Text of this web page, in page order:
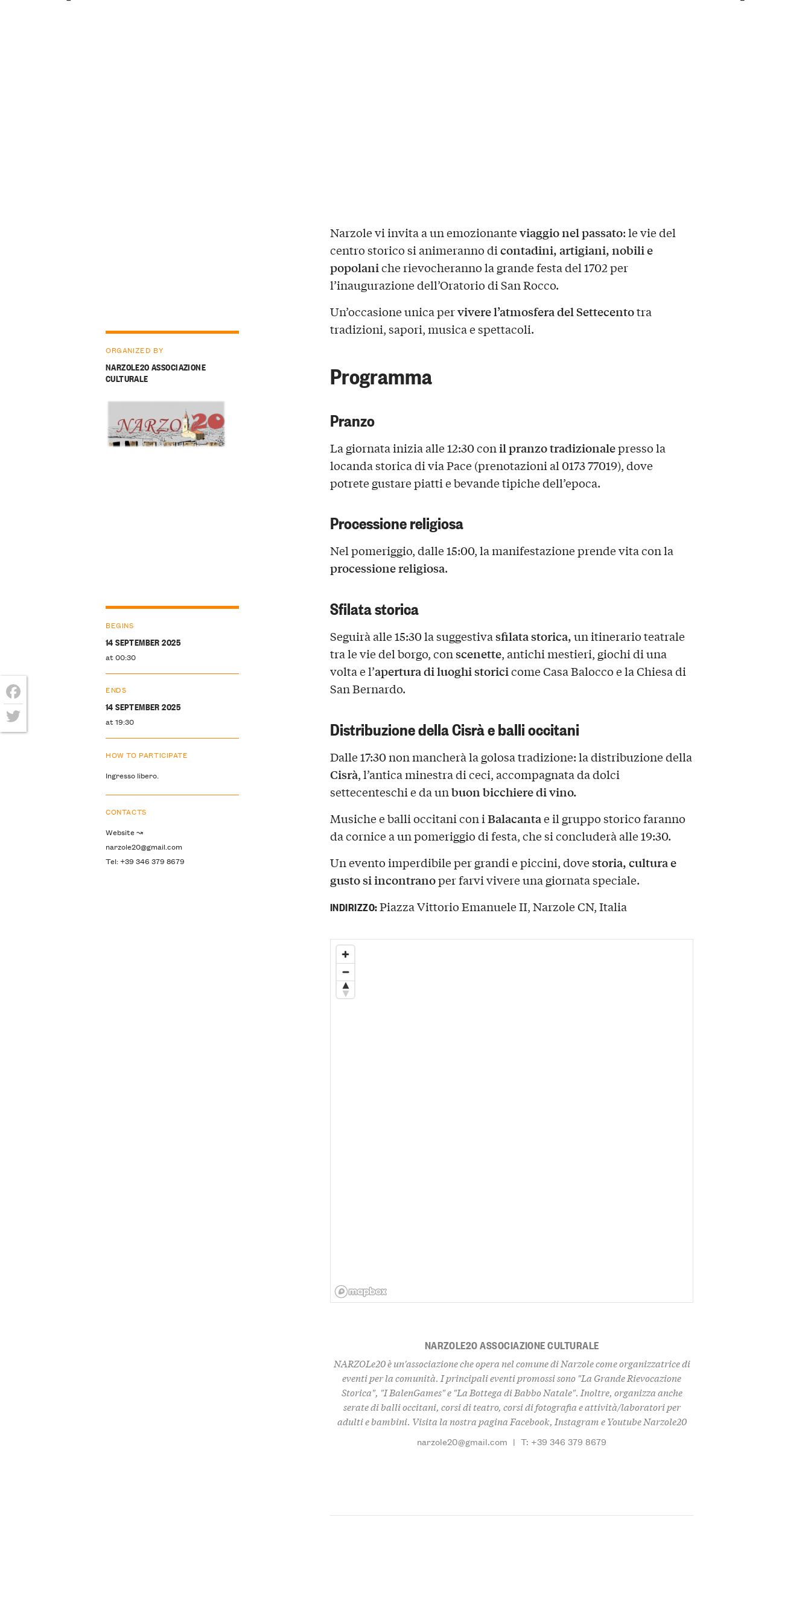
Narzole vi invita a un emozionanteviaggio nel passato: le vie del
centro storico si animeranno dicontadini, artigiani, nobili e
popolaniche rievocheranno la grande festa del 1702 per
l’inaugurazione dell’Oratorio di San Rocco.
Un’occasione unica pervivere l’atmosfera del Settecentotra
tradizioni, sapori, musica e spettacoli.
Programma
Pranzo
La giornata inizia alle 12:30 conil pranzo tradizionalepresso la
locanda storica di via Pace (prenotazioni al 0173 77019), dove
potrete gustare piatti e bevande tipiche dell’epoca.
Processione religiosa
Nel pomeriggio, dalle 15:00, la manifestazione prende vita con la
processione religiosa.
Sfilata storica
Seguirà alle 15:30 la suggestivasfilata storica,un itinerario teatrale
tra le vie del borgo, conscenette, antichi mestieri, giochi di una
volta e l’apertura di luoghi storicicome Casa Balocco e la Chiesa di
San Bernardo.
Distribuzione della Cisrà e balli occitani
Dalle 17:30 non mancherà la golosa tradizione: la distribuzione della
Cisrà, l’antica minestra di ceci, accompagnata da dolci
settecenteschi e da unbuon bicchiere di vino.
Musiche e balli occitani con iBalacantae il gruppo storico faranno
da cornice a un pomeriggio di festa, che si concluderà alle 19:30.
Un evento imperdibile per grandi e piccini, dovestoria, cultura e
gusto si incontranoper farvi vivere una giornata speciale.
ORGANIZED BY
NARZOLE20 ASSOCIAZIONE
CULTURALE
BEGINS
14 SEPTEMBER 2025
at 00:30
ENDS
14 SEPTEMBER 2025
at 19:30
HOW TO PARTICIPATE
Ingresso libero.
CONTACTS
Website ↝
narzole20@gmail.com
Tel: +39 346 379 8679
INDIRIZZO:Piazza Vittorio Emanuele II, Narzole CN, Italia
NARZOLE20 ASSOCIAZIONE CULTURALE
NARZOLe20 è un'associazione che opera nel comune di Narzole come organizzatrice di
eventi per la comunità. I principali eventi promossi sono "La Grande Rievocazione
Storica", "I BalenGames" e "La Bottega di Babbo Natale". Inoltre, organizza anche
serate di balli occitani, corsi di teatro, corsi di fotografia e attività/laboratori per
adulti e bambini. Visita la nostra pagina Facebook, Instagram e Youtube Narzole20
narzole20@gmail.com | T: +39 346 379 8679
Facebook
Twitter